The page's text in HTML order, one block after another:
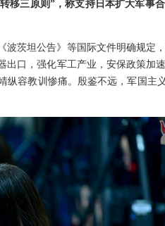
移三原则”，称支持日本扩大军事
茨坦公告》等国际文件明确规定
口，强化军工产业，安保政策加
容教训惨痛。殷鉴不远，军国主